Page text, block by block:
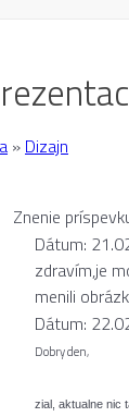
» Dizajn
Znenie
Dátum:
zdravím,je
menili
Dátum:
Dobry den,
zial, aktualne nic